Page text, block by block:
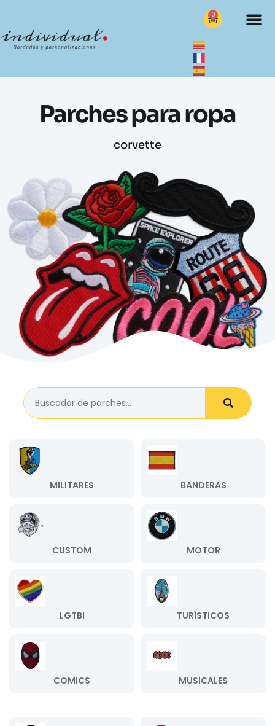
0
Parches para ropa
corvette
MILITARES BANDERAS
CUSTOM MOTOR
LGTBI TURÍSTICOS
COMICS MUSICALES